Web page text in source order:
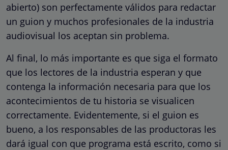
abierto) son perfectamente válidos para redactar
un guion y muchos profesionales de la industria
audiovisual los aceptan sin problema.
Al final, lo más importante es que siga el formato
que los lectores de la industria esperan y que
contenga la información necesaria para que los
acontecimientos de tu historia se visualicen
correctamente. Evidentemente, si el guion es
bueno, a los responsables de las productoras les
dará igual con que programa está escrito, como si